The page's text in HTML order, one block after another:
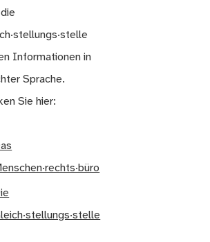
Informationen in
Sprache.
Sie hier: